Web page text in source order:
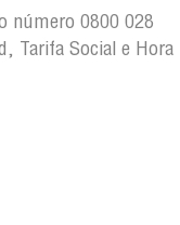
número 0800 028
Tarifa Social e Hora